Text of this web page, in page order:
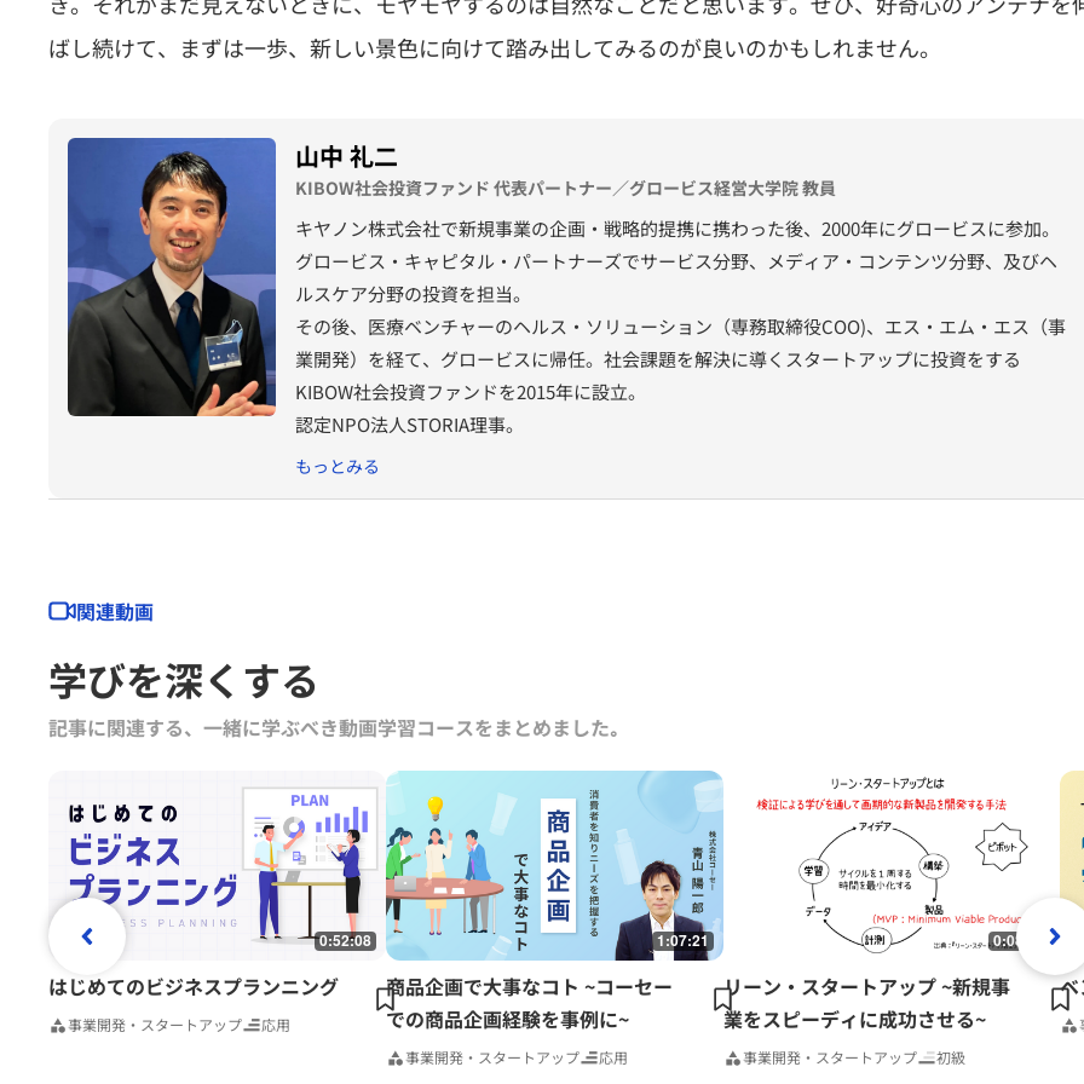
ばし続けて、まずは一歩、新しい景色に向けて踏み出してみるのが良いのかもしれません。
山中 礼二
KIBOW社会投資ファンド 代表パートナー／グロービス経営大学院 教員
キヤノン株式会社で新規事業の企画・戦略的提携に携わった後、2000年にグロービスに参加。
グロービス・キャピタル・パートナーズでサービス分野、メディア・コンテンツ分野、及びヘ
ルスケア分野の投資を担当。
その後、医療ベンチャーのヘルス・ソリューション（専務取締役COO)、エス・エム・エス（事
業開発）を経て、グロービスに帰任。社会課題を解決に導くスタートアップに投資をする
KIBOW社会投資ファンドを2015年に設立。
認定NPO法人STORIA理事。
もっとみる
関連動画
学びを深くする
記事に関連する、一緒に学ぶべき動画学習コースをまとめました｡
0:52:08
はじめてのビジネスプランニング
事業開発・スタートアップ 応用
1:07:21
商品企画で大事なコト ~コーセー
での商品企画経験を事例に~
事業開発・スタートアップ 応用
0:08:15
リーン・スタートアップ ~新規事
業をスピーディに成功させる~
事業開発・スタートアップ 初級